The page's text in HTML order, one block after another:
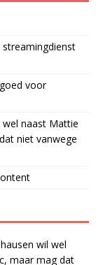
voor
wel naast Mattie
niet vanwege
wil wel
maar mag dat